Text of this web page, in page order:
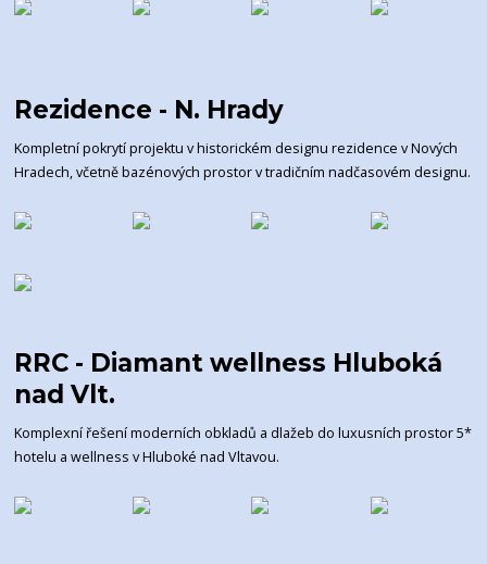
Rezidence - N. Hrady
Kompletní pokrytí projektu v historickém designu rezidence v Nových
Hradech, včetně bazénových prostor v tradičním nadčasovém designu.
RRC - Diamant wellness Hluboká
nad Vlt.
Komplexní řešení moderních obkladů a dlažeb do luxusních prostor 5*
hotelu a wellness v Hluboké nad Vltavou.